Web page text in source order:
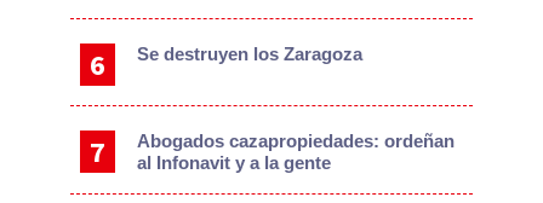
Se destruyen los Zaragoza
Abogados cazapropiedades: ordeñan
al Infonavit y a la gente